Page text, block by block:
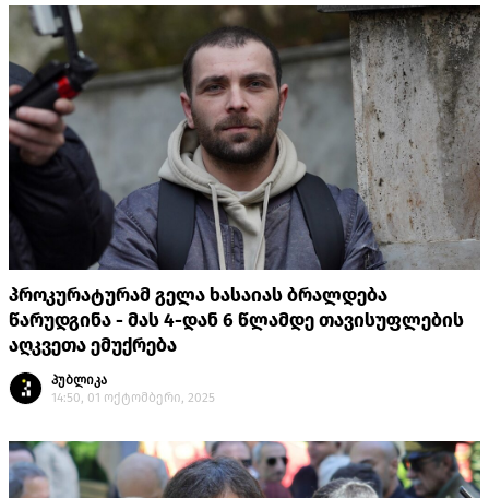
პროკურატურამ გელა ხასაიას ბრალდება
წარუდგინა - მას 4-დან 6 წლამდე თავისუფლების
აღკვეთა ემუქრება
პუბლიკა
14:50, 01 ოქტომბერი, 2025